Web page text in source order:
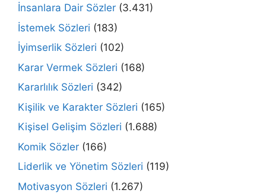
İnsanlara Dair Sözler (3.431)
İstemek Sözleri (183)
İyimserlik Sözleri (102)
Karar Vermek Sözleri (168)
Kararlılık Sözleri (342)
Kişilik ve Karakter Sözleri (165)
Kişisel Gelişim Sözleri (1.688)
Komik Sözler (166)
Liderlik ve Yönetim Sözleri (119)
Motivasyon Sözleri (1.267)